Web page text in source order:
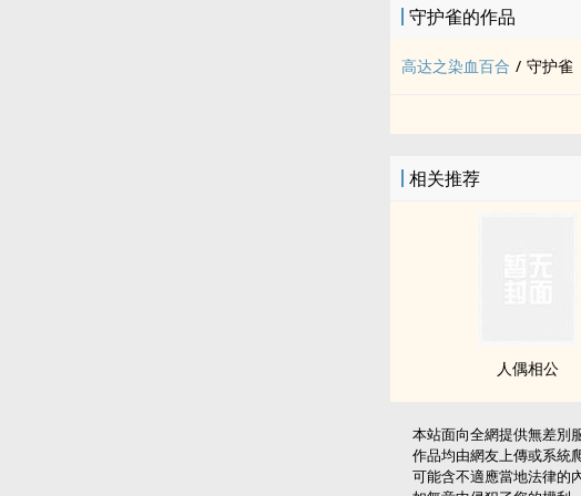
守护雀的作品
高达之染血百合 / 守护雀
相关推荐
人偶相公
本站面向全網提供無差別
作品均由網友上傳或系統
可能含不適應當地法律的